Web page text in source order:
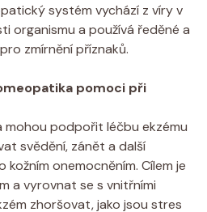
systém vychází z víry⁣ v
organismu a používá ředěné a
zmírnění příznaků.
pomoci při‍
mohou podpořit‌ léčbu ekzému
svědění, ‌zánět a další
onemocněním.⁢ Cílem je
a vyrovnat se s ​vnitřními
‌zhoršovat,​ jako‍ jsou stres​